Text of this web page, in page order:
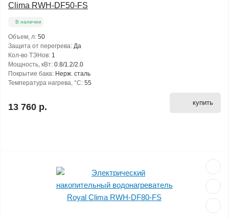
Clima RWH-DF50-FS
В наличии
Объем, л: 50
Защита от перегрева: Да
Кол-во ТЭНов: 1
Мощность, кВт: 0.8/1.2/2.0
Покрытие бака: Нерж. сталь
Температура нагрева, °С: 55
13 760 р. купить